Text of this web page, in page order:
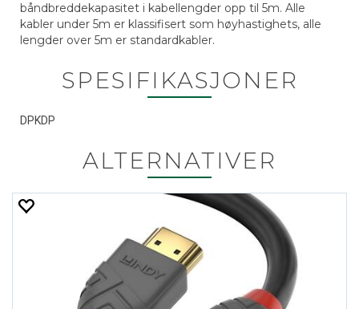
båndbreddekapasitet i kabellengder opp til 5m. Alle
kabler under 5m er klassifisert som høyhastighets, alle
lengder over 5m er standardkabler.
SPESIFIKASJONER
DPKDP
ALTERNATIVER